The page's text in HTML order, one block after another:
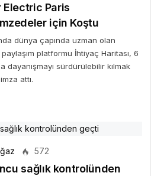
Electric Paris
için Koştu
dünya çapında uzman olan
platformu İhtiyaç Haritası, 6
dayanışmayı sürdürülebilir kılmak
attı.
572
sağlık kontrolünden